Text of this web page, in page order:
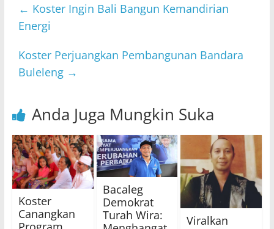
← Koster Ingin Bali Bangun Kemandirian
Energi
Koster Perjuangkan Pembangunan Bandara
Buleleng →
Anda Juga Mungkin Suka
Koster
Canangkan
Bacaleg
Demokrat
Turah Wira:
Viralkan